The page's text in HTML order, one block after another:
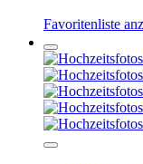
Favoritenliste